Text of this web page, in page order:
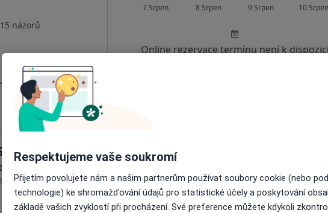
15 názorů
Mapa
7 Srpen 8 Srpen 9 Srpen 10 Srpen
Online rezervace termínu není k dispozici
9 názorů
Dnes
7 Srpen
Online rezervace termínu není k
Respektujeme vaše soukromí
Přijetím povolujete nám a našim partnerům používat soubory cookie (nebo
technologie) ke shromažďování údajů pro statistické účely a poskytování
základě vašich zvyklostí při procházení. Své preference můžete kdykoli